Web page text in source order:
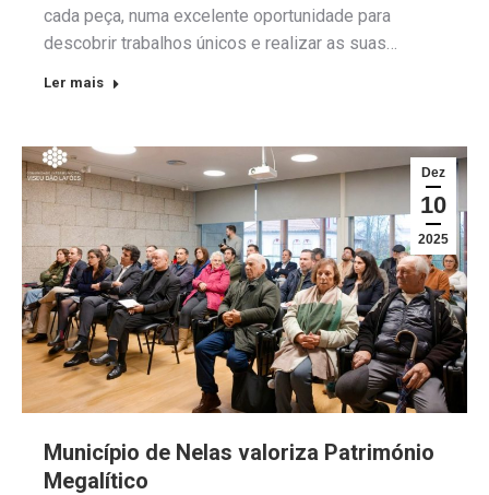
cada peça, numa excelente oportunidade para
descobrir trabalhos únicos e realizar as suas…
Ler mais
Dez
10
2025
Município de Nelas valoriza Património
Megalítico